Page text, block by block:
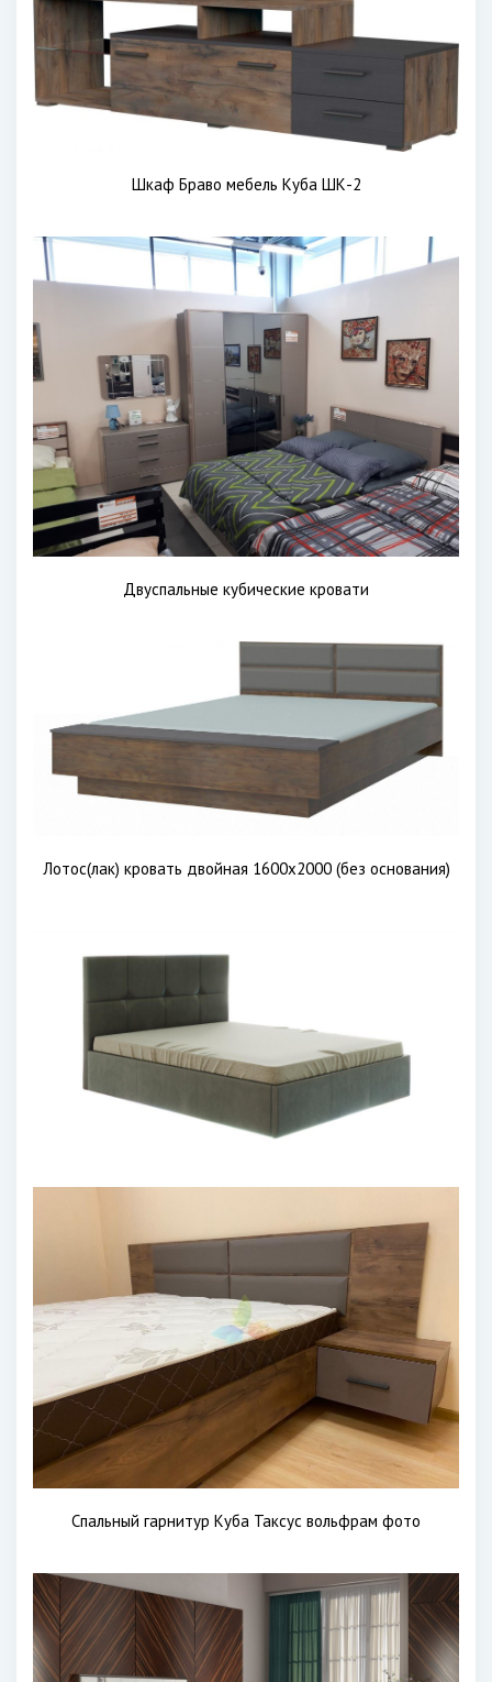
Шкаф Браво мебель Куба ШК-2
Двуспальные кубические кровати
Лотос(лак) кровать двойная 1600х2000 (без основания)
Спальный гарнитур Куба Таксус вольфрам фото